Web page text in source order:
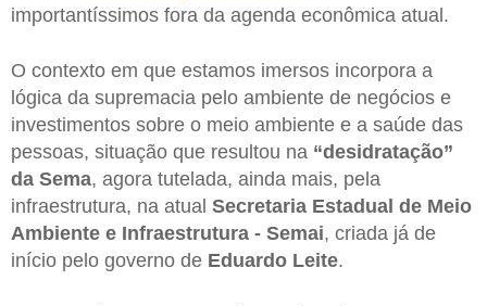
importantíssimos fora da agenda econômica atual.
O contexto em que estamos imersos incorpora a
lógica da supremacia pelo ambiente de negócios e
investimentos sobre o meio ambiente e a saúde das
pessoas, situação que resultou na “desidratação”
da Sema, agora tutelada, ainda mais, pela
infraestrutura, na atual Secretaria Estadual de Meio
Ambiente e Infraestrutura - Semai, criada já de
início pelo governo de Eduardo Leite.